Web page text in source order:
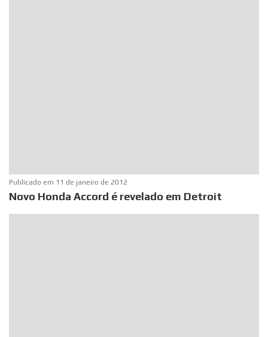
Publicado em 11 de janeiro de 2012
Novo Honda Accord é revelado em Detroit